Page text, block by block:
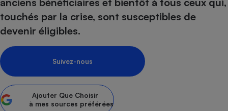
touchés par la crise, sont susceptibles de
devenir éligibles.
Suivez-nous
Ajouter Que Choisir
à mes sources préférées
Sécurité - Hygiène
Assurance
Banque - Crédit
Circulation routière
Contrôle technique -
Moto
Supermarché - Drive
Comparatif
Comparatif plaque à
Comparatif casque audio
Comparatif barre de son
Crédit immobilier
Comparatif tondeuse
Comparatif poêle à
Choisir son fioul
Choisir son pellet
Comparateur assurance emprunteur